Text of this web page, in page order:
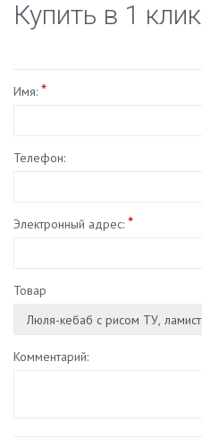
Купить в 1 клик
Имя: *
Телефон:
Электронный адрес: *
Товар
Комментарий: